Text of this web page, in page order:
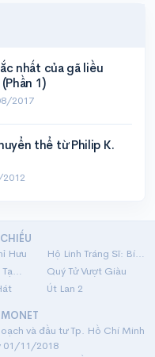
nhất của gã liều
1)
2017
thể từ Philip K.
Hưu
Hộ Linh Tráng Sĩ: Bí Ẩn Mộ Vua Đinh
Mãi Nợ Một Lời Tạm Biệt
Quý Tử Vượt Giàu
Út Lan 2
và đầu tư Tp. Hồ Chí Minh
01/11/2018